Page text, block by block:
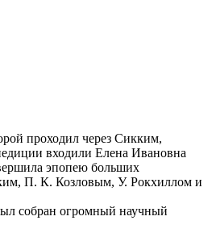
проходил через Сикким,
входили Елена Ивановна
эпопею больших
П. К. Козловым, У. Рокхиллом и
собран огромный научный